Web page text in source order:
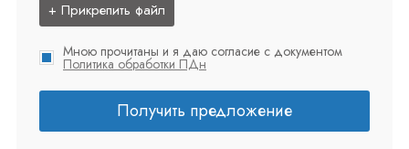
+ Прикрепить файл
Мною прочитаны и я даю согласие с документом
Политика обработки ПДн
Получить предложение